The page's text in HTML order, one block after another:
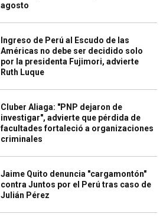
agosto
Ingreso de Perú al Escudo de las
Américas no debe ser decidido solo
por la presidenta Fujimori, advierte
Ruth Luque
Cluber Aliaga: "PNP dejaron de
investigar", advierte que pérdida de
facultades fortaleció a organizaciones
criminales
Jaime Quito denuncia "cargamontón"
contra Juntos por el Perú tras caso de
Julián Pérez